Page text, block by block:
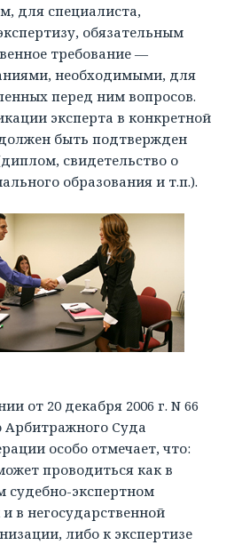
для специалиста,
обязательным
требование —
необходимыми, для
перед ним вопросов.
эксперта в конкретной
быть подтвержден
свидетельство о
образования и т.п.).
от 20 декабря 2006 г. N 66
Суда
особо отмечает, что:
проводиться как в
судебно-экспертном
в негосударственной
либо к экспертизе